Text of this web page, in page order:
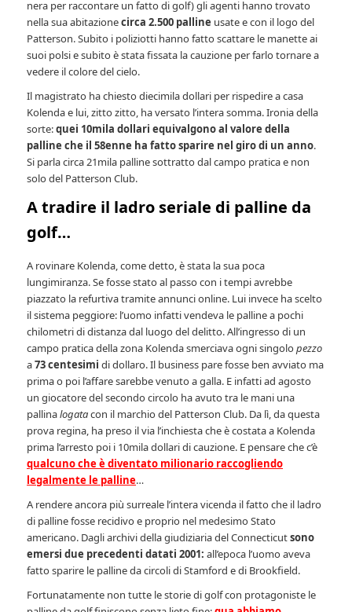
nera per raccontare un fatto di golf) gli agenti hanno trovato
nella sua abitazionecirca 2.500 palline usate e con il logo del
Patterson. Subito i poliziotti hanno fatto scattare le manette ai
suoi polsi e subito è stata fissata la cauzione per farlo tornare a
vedere il colore del cielo.
Il magistrato ha chiesto diecimila dollari per rispedire a casa
Kolenda e lui, zitto zitto, ha versato l’intera somma. Ironia della
sorte:quei 10mila dollari equivalgono al valore della
palline che il 58enne ha fatto sparire nel giro di un anno.
Si parla circa 21mila palline sottratto dal campo pratica e non
solo del Patterson Club.
A tradire il ladro seriale di palline da
golf…
A rovinare Kolenda, come detto, è stata la sua poca
lungimiranza. Se fosse stato al passo con i tempi avrebbe
piazzato la refurtiva tramite annunci online. Lui invece ha scelto
il sistema peggiore: l’uomo infatti vendeva le palline a pochi
chilometri di distanza dal luogo del delitto. All’ingresso di un
campo pratica della zona Kolenda smerciava ogni singolopezzo
a73 centesimi di dollaro. Il business pare fosse ben avviato ma
prima o poi l’affare sarebbe venuto a galla. E infatti ad agosto
un giocatore del secondo circolo ha avuto tra le mani una
pallinalogatacon il marchio del Patterson Club. Da lì, da questa
prova regina, ha preso il via l’inchiesta che è costata a Kolenda
prima l’arresto poi i 10mila dollari di cauzione. E pensare che c’è
qualcuno che è diventato milionario raccogliendo
legalmente le palline…
A rendere ancora più surreale l’intera vicenda il fatto che il ladro
di palline fosse recidivo e proprio nel medesimo Stato
americano. Dagli archivi della giudiziaria del Connecticutsono
emersi due precedenti datati 2001: all’epoca l’uomo aveva
fatto sparire le palline da circoli di Stamford e di Brookfield.
Fortunatamente non tutte le storie di golf con protagoniste le